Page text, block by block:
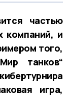
частью
компаний, и
того,
танков“
игра,